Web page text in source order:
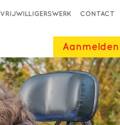
VRIJWILLIGERSWERK CONTACT